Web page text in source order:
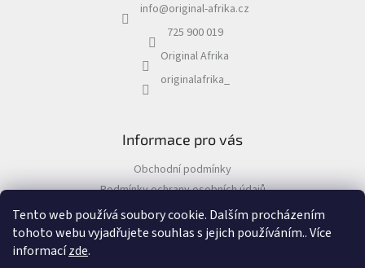
Tento web používá soubory cookie. Dalším procházením
tohoto webu vyjadřujete souhlas s jejich používáním.. Více
informacízde.
info@original-afrika.cz
725 900 019
Original Afrika
originalafrika_
Informace pro vás
Obchodní podmínky
Podmínky ochrany osobních údajů